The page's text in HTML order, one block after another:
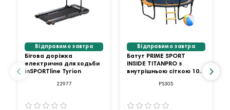
Відправимо завтра
Бігова доріжка
електрична для ходьби
inSPORTline Tyrion
22977
Відправимо завтра
Батут PRIME SPORT
INSIDE TITANPRO з
внутрішньою сіткою 10
PS305